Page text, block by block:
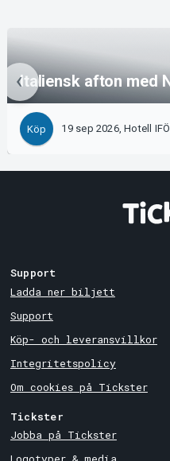
Italiensk afton med
Köp 19 sep 2026, Hotell
Support
Ladda ner biljett
Support
Köp- och leveransvillkor
Integritetspolicy
Om cookies på Tickster
Tickster
Jobba på Tickster